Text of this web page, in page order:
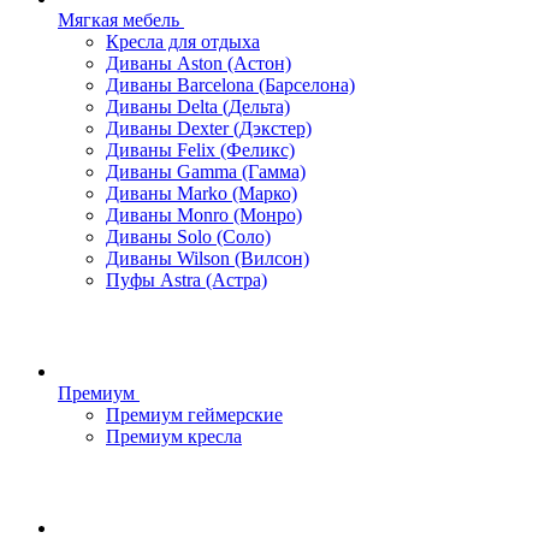
Мягкая мебель
Кресла для отдыха
Диваны Aston (Астон)
Диваны Barcelona (Барселона)
Диваны Delta (Дельта)
Диваны Dexter (Дэкстер)
Диваны Felix (Феликс)
Диваны Gamma (Гамма)
Диваны Marko (Марко)
Диваны Monro (Монро)
Диваны Solo (Соло)
Диваны Wilson (Вилсон)
Пуфы Astra (Астра)
Премиум
Премиум геймерские
Премиум кресла